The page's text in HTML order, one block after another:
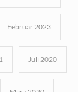
Februar 2023
Juli 2020